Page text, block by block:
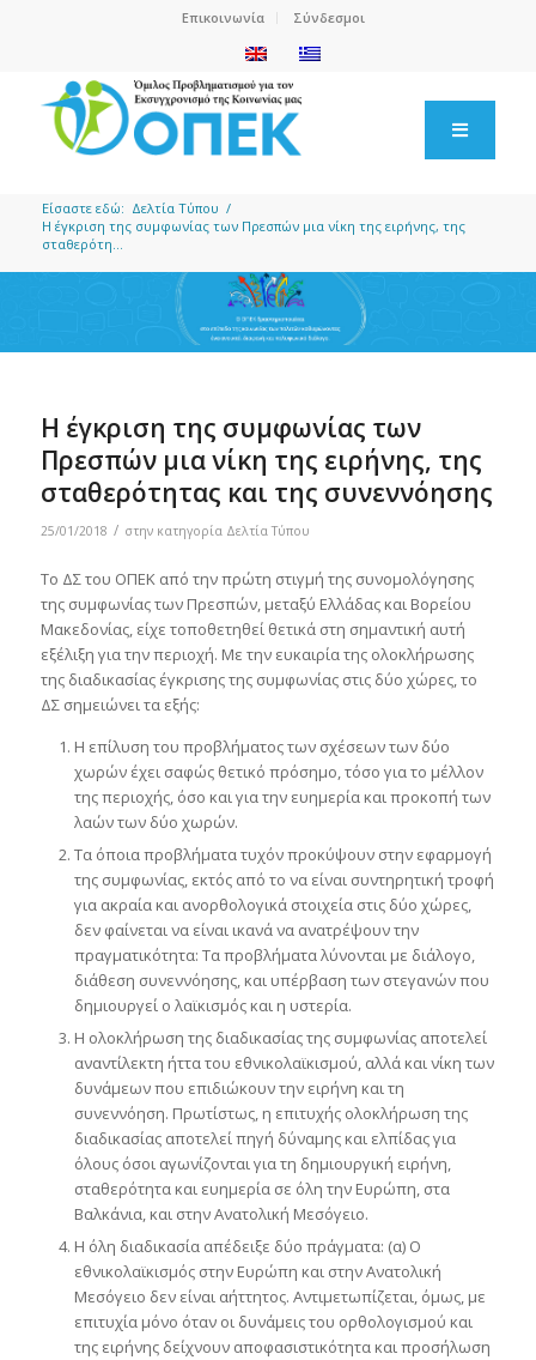
Επικοινωνία Σύνδεσμοι
Είσαστε εδώ: Δελτία Τύπου /
Η έγκριση της συμφωνίας των Πρεσπών μια νίκη της ειρήνης, της
σταθερότη...
Η έγκριση της συμφωνίας των
Πρεσπών μια νίκη της ειρήνης, της
σταθερότητας και της συνεννόησης
25/01/2018 / στην κατηγορία Δελτία Τύπου
Το ΔΣ του ΟΠΕΚ από την πρώτη στιγμή της συνομολόγησης
της συμφωνίας των Πρεσπών, μεταξύ Ελλάδας και Βορείου
Μακεδονίας, είχε τοποθετηθεί θετικά στη σημαντική αυτή
εξέλιξη για την περιοχή. Με την ευκαιρία της ολοκλήρωσης
της διαδικασίας έγκρισης της συμφωνίας στις δύο χώρες, το
ΔΣ σημειώνει τα εξής:
Η επίλυση του προβλήματος των σχέσεων των δύο
χωρών έχει σαφώς θετικό πρόσημο, τόσο για το μέλλον
της περιοχής, όσο και για την ευημερία και προκοπή των
λαών των δύο χωρών.
Τα όποια προβλήματα τυχόν προκύψουν στην εφαρμογή
της συμφωνίας, εκτός από το να είναι συντηρητική τροφή
για ακραία και ανορθολογικά στοιχεία στις δύο χώρες,
δεν φαίνεται να είναι ικανά να ανατρέψουν την
πραγματικότητα: Τα προβλήματα λύνονται με διάλογο,
διάθεση συνεννόησης, και υπέρβαση των στεγανών που
δημιουργεί ο λαϊκισμός και η υστερία.
Η ολοκλήρωση της διαδικασίας της συμφωνίας αποτελεί
αναντίλεκτη ήττα του εθνικολαϊκισμού, αλλά και νίκη των
δυνάμεων που επιδιώκουν την ειρήνη και τη
συνεννόηση. Πρωτίστως, η επιτυχής ολοκλήρωση της
διαδικασίας αποτελεί πηγή δύναμης και ελπίδας για
όλους όσοι αγωνίζονται για τη δημιουργική ειρήνη,
σταθερότητα και ευημερία σε όλη την Ευρώπη, στα
Βαλκάνια, και στην Ανατολική Μεσόγειο.
Η όλη διαδικασία απέδειξε δύο πράγματα: (α) Ο
εθνικολαϊκισμός στην Ευρώπη και στην Ανατολική
Μεσόγειο δεν είναι αήττητος. Αντιμετωπίζεται, όμως, με
επιτυχία μόνο όταν οι δυνάμεις του ορθολογισμού και
της ειρήνης δείχνουν αποφασιστικότητα και προσήλωση